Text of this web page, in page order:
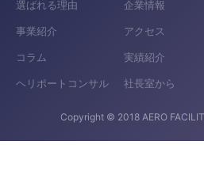
選ばれる理由 企業情報
事業紹介 アクセス
コラム 実績紹介
ヘリポートコンサル 社長室から
Copyright © 2018 AERO